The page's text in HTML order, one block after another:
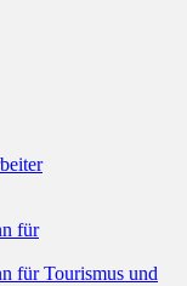
für
für Tourismus und